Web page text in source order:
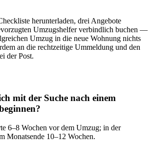
herunterladen, drei Angebote
Umzugshelfer verbindlich buchen —
Umzug in die neue Wohnung nichts
an die rechtzeitige Ummeldung und den
der Post.
mit der Suche nach einem
6–8 Wochen vor dem Umzug; in der
Monatsende 10–12 Wochen.